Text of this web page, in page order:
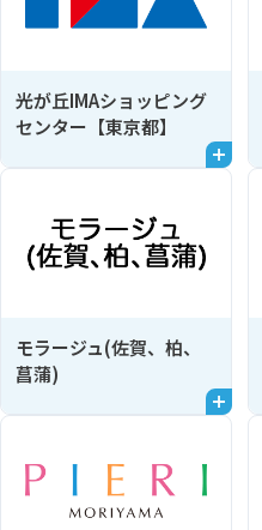
光が丘IMAショッピング
センター【東京都】
モラージュ(佐賀、柏、
菖蒲)